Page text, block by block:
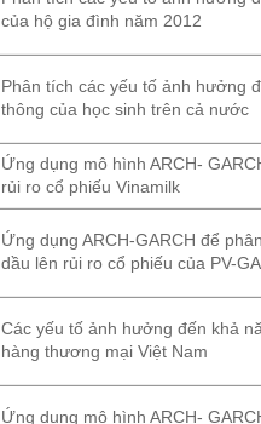
của hộ gia đình năm 2012
Phân tích các yếu tố ảnh hưởng
thông của học sinh trên cả nước
Ứng dụng mô hình ARCH-
rủi ro cổ phiếu Vinamilk
Ứng dụng ARCH-GARCH để
dầu lên rủi ro cổ phiếu của PV-
Các yếu tố ảnh hưởng đến khả
hàng thương mại Việt Nam
Ứng dụng mô hình ARCH-